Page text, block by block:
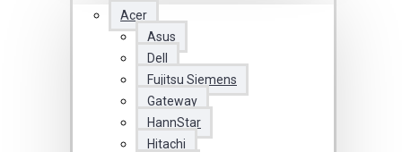
Acer
Asus
Dell
Fujitsu Siemens
Gateway
HannStar
Hitachi